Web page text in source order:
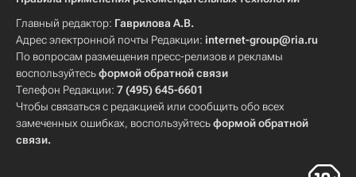
Главный редактор: Гаврилова А.В.
Адрес электронной почты Редакции: internet-group@ria.ru
По вопросам размещения пресс-релизов и рекламы
воспользуйтесьформой обратной связи
Телефон Редакции: 7 (495) 645-6601
Чтобы связаться с редакцией или сообщить обо всех
замеченных ошибках, воспользуйтесьформой обратной
связи.